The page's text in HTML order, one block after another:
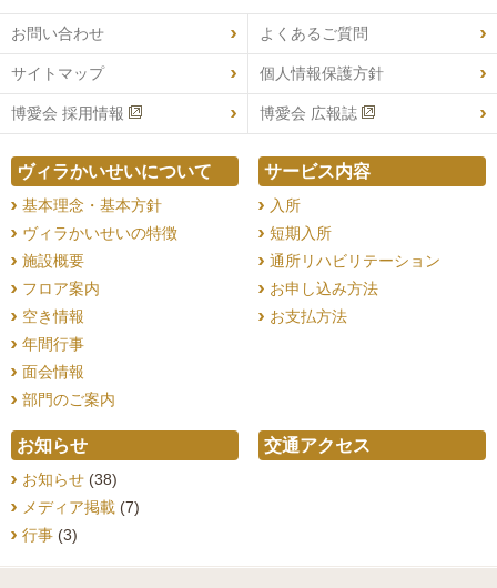
お問い合わせ よくあるご質問
サイトマップ 個人情報保護方針
博愛会 採用情報 博愛会 広報誌
ヴィラかいせいについて
基本理念・基本方針
ヴィラかいせいの特徴
施設概要
フロア案内
空き情報
年間行事
面会情報
部門のご案内
サービス内容
入所
短期入所
通所リハビリテーション
お申し込み方法
お支払方法
お知らせ
お知らせ (38)
メディア掲載 (7)
行事 (3)
交通アクセス